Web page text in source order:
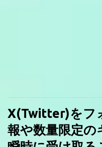
X(Twitter)をフ
報や数量限定の